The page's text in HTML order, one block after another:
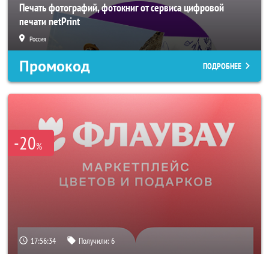
Печать фотографий, фотокниг от сервиса цифровой
печати netPrint
Россия
Промокод ПОДРОБНЕЕ
-20%
17:56:32 Получили:6